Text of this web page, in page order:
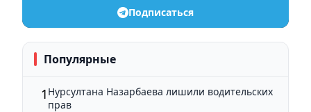
Подписаться
Популярные
1 Нурсултана Назарбаева лишили водительских
прав